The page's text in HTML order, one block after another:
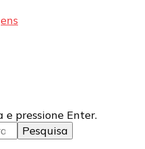
embalagens para pizzas,
seu comércio com a
conteúdos!
e pressione Enter.